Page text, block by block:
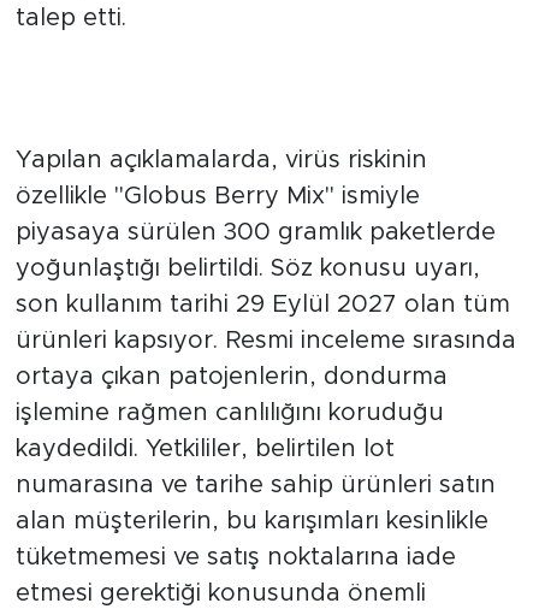
şirket, ürünlerin hızlıca imha edilmesini
Kriterler
Yapılan açıklamalarda, virüs riskinin
özellikle "Globus Berry Mix" ismiyle
piyasaya sürülen 300 gramlık paketlerde
yoğunlaştığı belirtildi. Söz konusu uyarı,
son kullanım tarihi 29 Eylül 2027 olan tüm
ürünleri kapsıyor. Resmi inceleme sırasında
ortaya çıkan patojenlerin, dondurma
işlemine rağmen canlılığını koruduğu
kaydedildi. Yetkililer, belirtilen lot
numarasına ve tarihe sahip ürünleri satın
alan müşterilerin, bu karışımları kesinlikle
tüketmemesi ve satış noktalarına iade